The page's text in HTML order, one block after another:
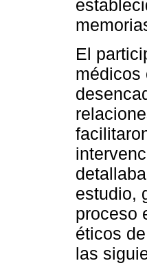
El
médicos
estudio,
proceso
éticos
las